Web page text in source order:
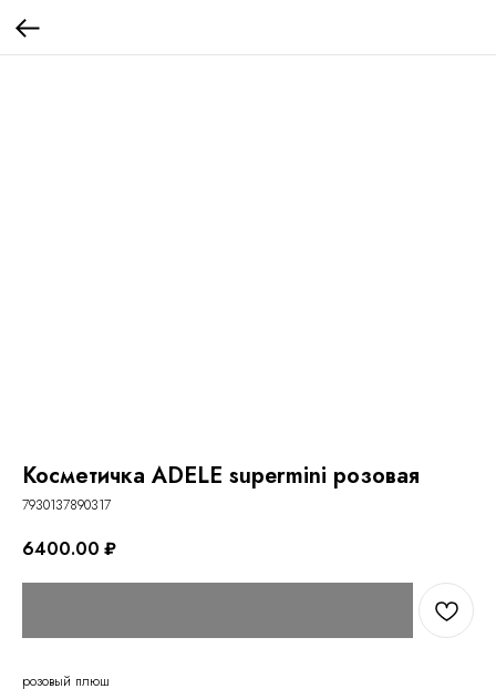
Косметичка ADELE supermini розовая
7930137890317
6400.00 ₽
розовый плюш